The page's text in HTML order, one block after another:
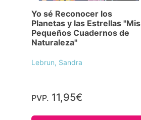
Yo sé Reconocer los
Planetas y las Estrellas "Mis
Pequeños Cuadernos de
Naturaleza"
Lebrun, Sandra
PVP. 11,95€